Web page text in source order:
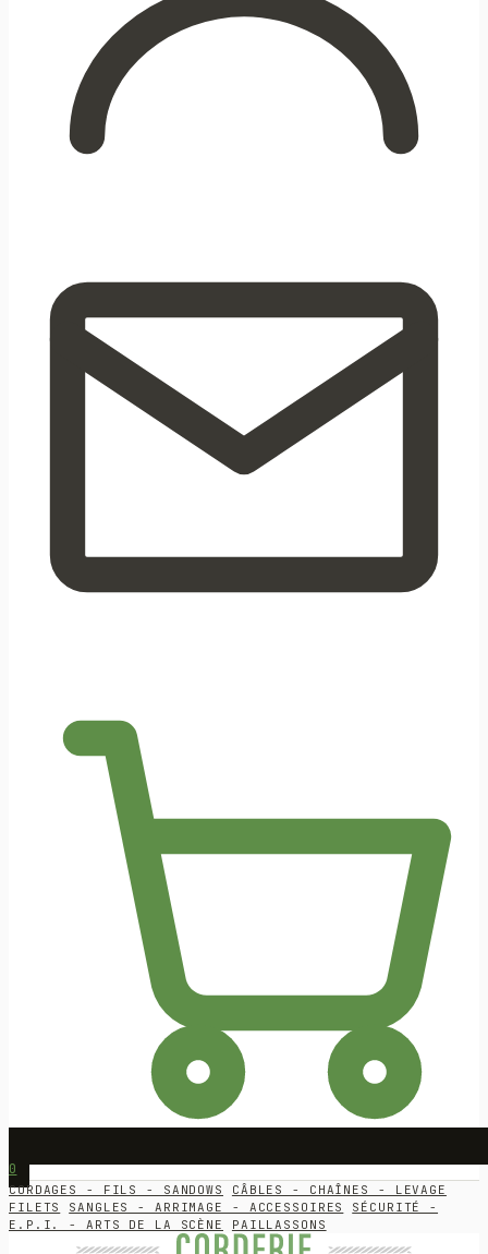
0
CORDAGES - FILS - SANDOWS
CÂBLES - CHAÎNES - LEVAGE
FILETS
SANGLES - ARRIMAGE - ACCESSOIRES
SÉCURITÉ -
E.P.I. - ARTS DE LA SCÈNE
PAILLASSONS